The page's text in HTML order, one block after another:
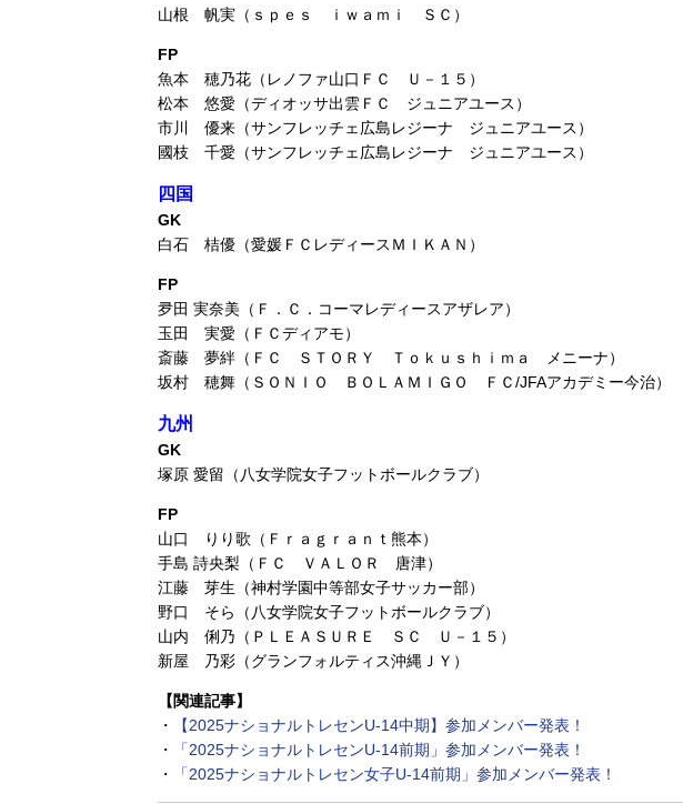
山根 帆実（ｓｐｅｓ ｉｗａｍｉ ＳＣ）
FP
魚本 穂乃花（レノファ山口ＦＣ Ｕ－１５）
松本 悠愛（ディオッサ出雲ＦＣ ジュニアユース）
市川 優来（サンフレッチェ広島レジーナ ジュニアユース）
國枝 千愛（サンフレッチェ広島レジーナ ジュニアユース）
四国
GK
白石 桔優（愛媛ＦＣレディースＭＩＫＡＮ）
FP
夛田 実奈美（Ｆ．Ｃ．コーマレディースアザレア）
玉田 実愛（ＦＣディアモ）
斎藤 夢絆（ＦＣ ＳＴＯＲＹ Ｔｏｋｕｓｈｉｍａ メニーナ）
坂村 穂舞（ＳＯＮＩＯ ＢＯＬＡＭＩＧＯ ＦＣ/JFAアカデミー今治）
九州
GK
塚原 愛留（八女学院女子フットボールクラブ）
FP
山口 りり歌（Ｆｒａｇｒａｎｔ熊本）
手島 詩央梨（ＦＣ ＶＡＬＯＲ 唐津）
江藤 芽生（神村学園中等部女子サッカー部）
野口 そら（八女学院女子フットボールクラブ）
山内 俐乃（ＰＬＥＡＳＵＲＥ ＳＣ Ｕ－１５）
新屋 乃彩（グランフォルティス沖縄ＪＹ）
【関連記事】
・
【2025ナショナルトレセンU-14中期】参加メンバー発表！
・
「2025ナショナルトレセンU-14前期」参加メンバー発表！
・
「2025ナショナルトレセン女子U-14前期」参加メンバー発表！